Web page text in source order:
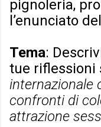
pignoleria,
l’enunciato
Tema:
tue riflessioni
internazionale
confronti di
attrazione